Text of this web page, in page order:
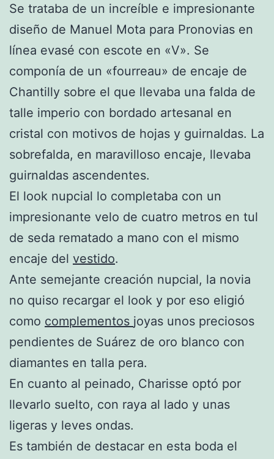
Se trataba de un increíble e impresionante
diseño de Manuel Mota para Pronovias en
línea evasé con escote en «V». Se
componía de un «fourreau» de encaje de
Chantilly sobre el que llevaba una falda de
talle imperio con bordado artesanal en
cristal con motivos de hojas y guirnaldas. La
sobrefalda, en maravilloso encaje, llevaba
guirnaldas ascendentes.
El look nupcial lo completaba con un
impresionante velo de cuatro metros en tul
de seda rematado a mano con el mismo
encaje del vestido.
Ante semejante creación nupcial, la novia
no quiso recargar el look y por eso eligió
como complementos joyas unos preciosos
pendientes de Suárez de oro blanco con
diamantes en talla pera.
En cuanto al peinado, Charisse optó por
llevarlo suelto, con raya al lado y unas
ligeras y leves ondas.
Es también de destacar en esta boda el